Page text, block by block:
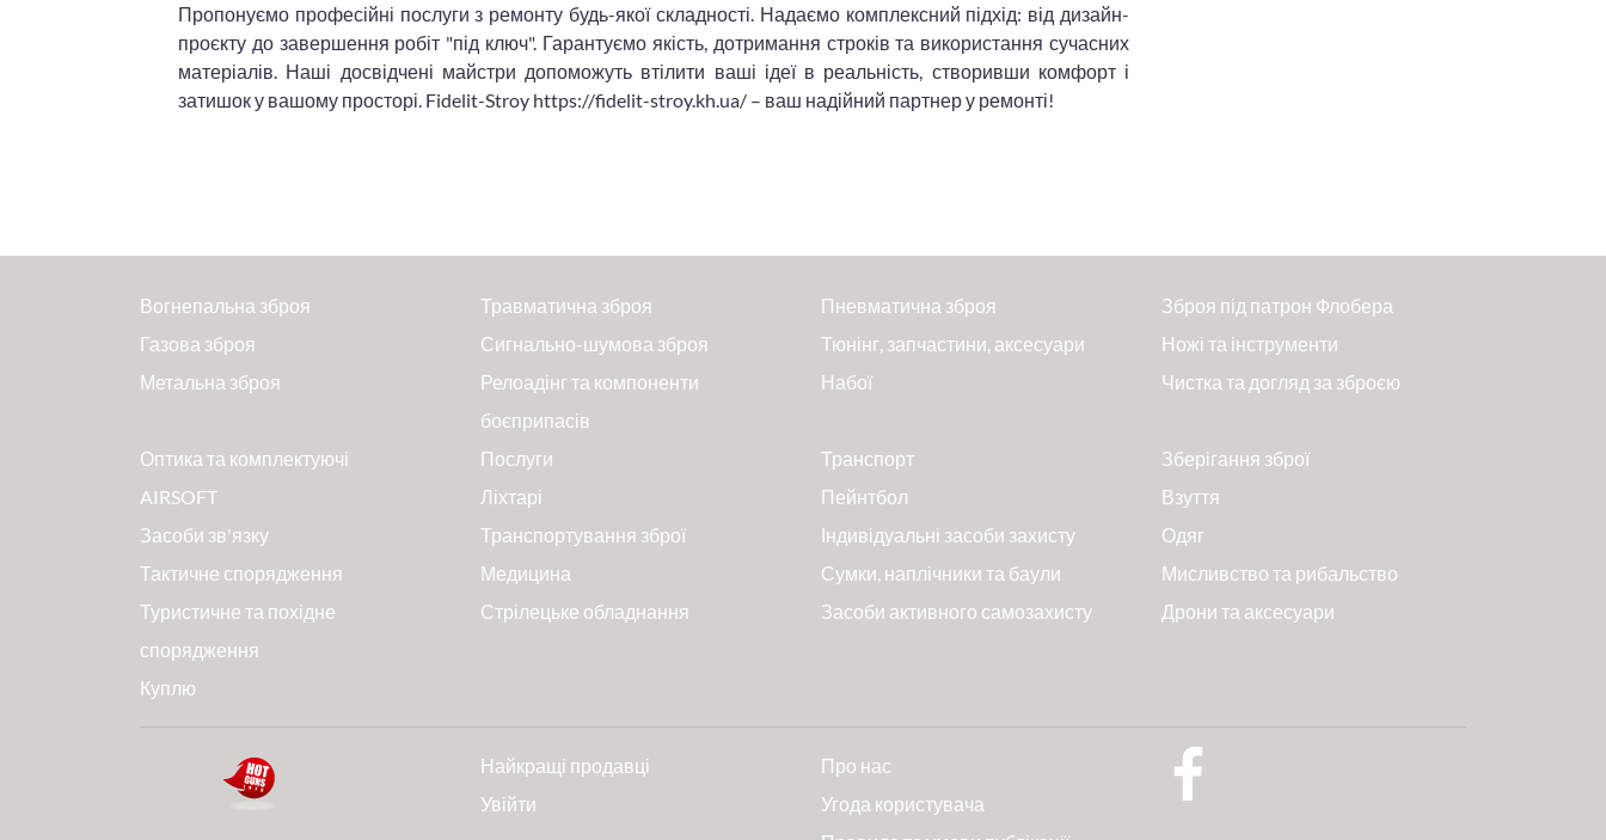
Пропонуємо професійні послуги з ремонту будь-якої складності. Надаємо комплексний підхід: від дизайн-
проєкту до завершення робіт "під ключ". Гарантуємо якість, дотримання строків та використання сучасних
матеріалів. Наші досвідчені майстри допоможуть втілити ваші ідеї в реальність, створивши комфорт і
затишок у вашому просторі. Fidelit-Stroy https://fidelit-stroy.kh.ua/ – ваш надійний партнер у ремонті!
Вогнепальна зброя Травматична зброя Пневматична зброя
Зброя під патрон Флобера
Газова зброя
Сигнально-шумова зброя Тюнінг, запчастини, аксесуари
Ножі та інструменти
Метальна зброя
Релоадінг та компоненти
боєприпасів
Набої Чистка та догляд за зброєю
Оптика та комплектуючі Послуги Транспорт
Зберігання зброї
AIRSOFT
Ліхтарі Пейнтбол
Взуття
Засоби зв'язку
Транспортування зброї Індивідуальні засоби захисту
Одяг
Тактичне спорядження
Медицина Сумки, наплічники та баули
Мисливство та рибальство
Туристичне та похідне
спорядження
Стрілецьке обладнання Засоби активного самозахисту Дрони та аксесуари
Куплю
Найкращі продавці
Увійти
Про нас
Угода користувача